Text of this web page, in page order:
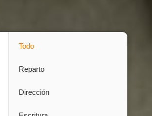
Todo
Reparto
Dirección